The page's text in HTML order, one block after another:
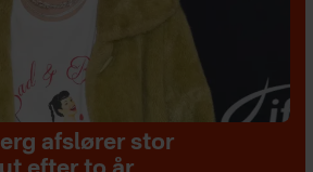
afslører stor